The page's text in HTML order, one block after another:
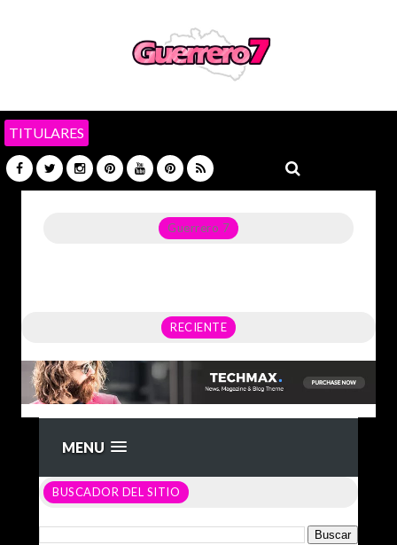
TITULARES
Guerrero 7
RECIENTE
MENU
BUSCADOR DEL SITIO